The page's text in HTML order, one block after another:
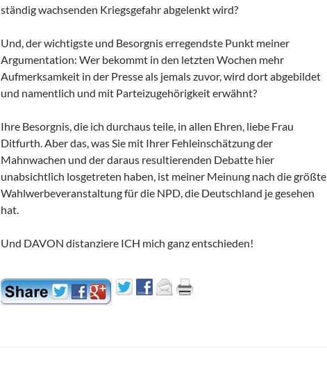
ständig wachsenden Kriegsgefahr abgelenkt wird?
Und, der wichtigste und Besorgnis erregendste Punkt meiner
Argumentation: Wer bekommt in den letzten Wochen mehr
Aufmerksamkeit in der Presse als jemals zuvor, wird dort abgebildet
und namentlich und mit Parteizugehörigkeit erwähnt?
Ihre Besorgnis, die ich durchaus teile, in allen Ehren, liebe Frau
Ditfurth. Aber das, was Sie mit Ihrer Fehleinschätzung der
Mahnwachen und der daraus resultierenden Debatte hier
unabsichtlich losgetreten haben, ist meiner Meinung nach die größte
Wahlwerbeveranstaltung für die NPD, die Deutschland je gesehen
hat.
Und DAVON distanziere ICH mich ganz entschieden!